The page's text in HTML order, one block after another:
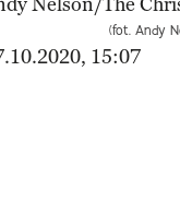
(fot. Andy
15:07
twitter
przyjaciela